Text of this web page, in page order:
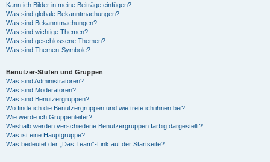
Kann ich Bilder in meine Beiträge einfügen?
Was sind globale Bekanntmachungen?
Was sind Bekanntmachungen?
Was sind wichtige Themen?
Was sind geschlossene Themen?
Was sind Themen-Symbole?
Benutzer-Stufen und Gruppen
Was sind Administratoren?
Was sind Moderatoren?
Was sind Benutzergruppen?
Wo finde ich die Benutzergruppen und wie trete ich ihnen bei?
Wie werde ich Gruppenleiter?
Weshalb werden verschiedene Benutzergruppen farbig dargestellt?
Was ist eine Hauptgruppe?
Was bedeutet der „Das Team“-Link auf der Startseite?